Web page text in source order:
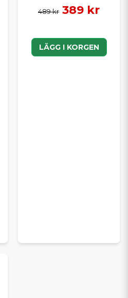
489 kr 389 kr
LÄGG I KORGEN